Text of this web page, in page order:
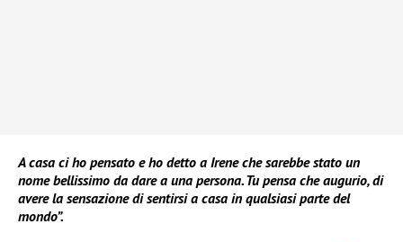
A casa ci ho pensato e ho detto a Irene che sarebbe stato un
nome bellissimo da dare a una persona. Tu pensa che augurio, di
avere la sensazione di sentirsi a casa in qualsiasi parte del
mondo”.